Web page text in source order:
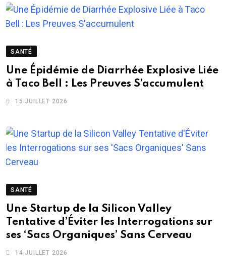
SANTÉ
Une Épidémie de Diarrhée Explosive Liée
à Taco Bell : Les Preuves S’accumulent
15 JUILLET 2026
SANTÉ
Une Startup de la Silicon Valley
Tentative d’Éviter les Interrogations sur
ses ‘Sacs Organiques’ Sans Cerveau
14 JUILLET 2026